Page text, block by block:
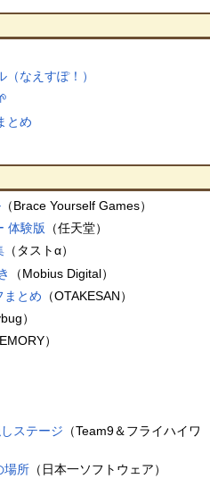
なえすぽ！）
とめ
（Brace Yourself Games）
体験版 （任天堂）
（タストα）
（Mobius Digital）
まとめ （OTAKESAN）
）
）
ステージ （Team9＆フライハイワ
場所（日本一ソフトウェア）